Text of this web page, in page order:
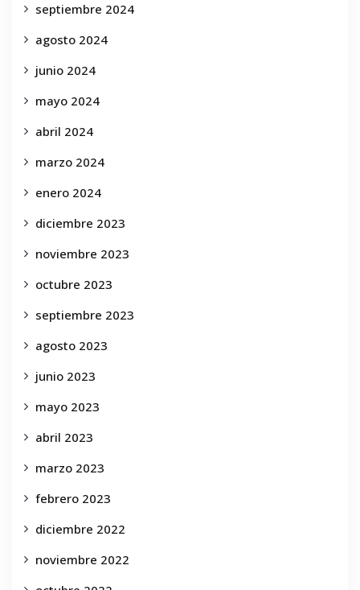
septiembre 2024
agosto 2024
junio 2024
mayo 2024
abril 2024
marzo 2024
enero 2024
diciembre 2023
noviembre 2023
octubre 2023
septiembre 2023
agosto 2023
junio 2023
mayo 2023
abril 2023
marzo 2023
febrero 2023
diciembre 2022
noviembre 2022